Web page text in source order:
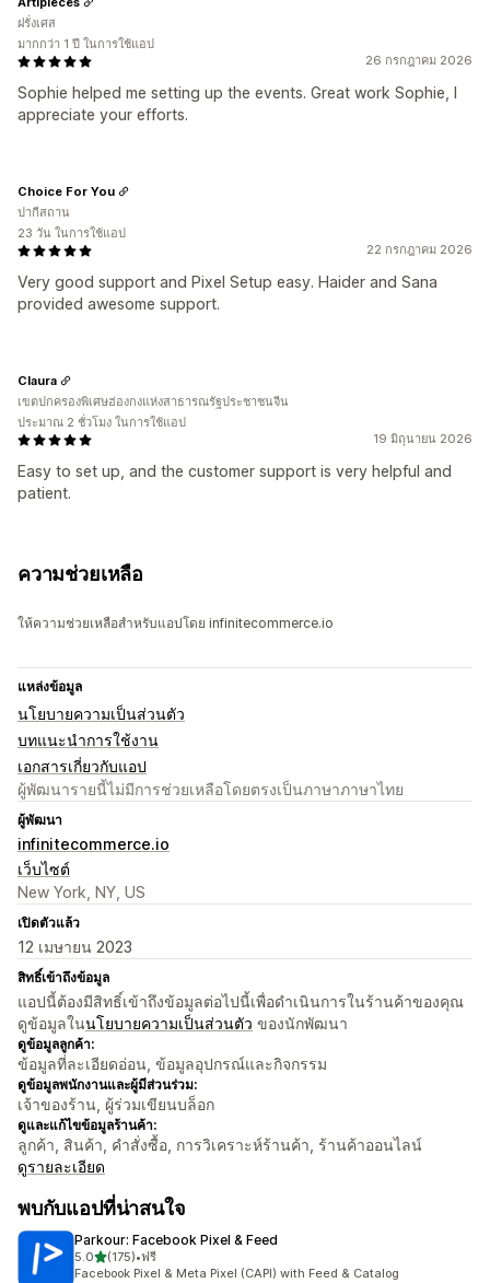
26 กรกฎาคม 2026
Sophie helped me setting up the events. Great work Sophie, I
appreciate your efforts.
ฝรั่งเศส
มากกว่า 1 ปี ในการใช้แอป
22 กรกฎาคม 2026
Very good support and Pixel Setup easy. Haider and Sana
provided awesome support.
Choice For You
ปากีสถาน
23 วัน ในการใช้แอป
19 มิถุนายน 2026
Easy to set up, and the customer support is very helpful and
patient.
Claura
เขตปกครองพิเศษฮ่องกงแห่งสาธารณรัฐประชาชนจีน
ประมาณ 2 ชั่วโมง ในการใช้แอป
ความช่วยเหลือ
ให้ความช่วยเหลือสำหรับแอปโดย infinitecommerce.io
แหล่งข้อมูล
นโยบายความเป็นส่วนตัว
บทแนะนำการใช้งาน
เอกสารเกี่ยวกับแอป
ผู้พัฒนารายนี้ไม่มีการช่วยเหลือโดยตรงเป็นภาษาภาษาไทย
ผู้พัฒนา
infinitecommerce.io
เว็บไซต์
New York, NY, US
เปิดตัวแล้ว
12 เมษายน 2023
สิทธิ์เข้าถึงข้อมูล
แอปนี้ต้องมีสิทธิ์เข้าถึงข้อมูลต่อไปนี้เพื่อดำเนินการในร้านค้าของคุณ
ดูข้อมูลในนโยบายความเป็นส่วนตัว ของนักพัฒนา
ดูข้อมูลลูกค้า:
ข้อมูลที่ละเอียดอ่อน, ข้อมูลอุปกรณ์และกิจกรรม
ดูข้อมูลพนักงานและผู้มีส่วนร่วม:
เจ้าของร้าน, ผู้ร่วมเขียนบล็อก
ดูและแก้ไขข้อมูลร้านค้า:
ลูกค้า, สินค้า, คำสั่งซื้อ, การวิเคราะห์ร้านค้า, ร้านค้าออนไลน์
ดูรายละเอียด
พบกับแอปที่น่าสนใจ
Parkour: Facebook Pixel & Feed
5.0เต็ม 5 ดาว
(175)
ทั้งหมด 175 รีวิว
•ฟรี
Facebook Pixel & Meta Pixel (CAPI) with Feed & Catalog